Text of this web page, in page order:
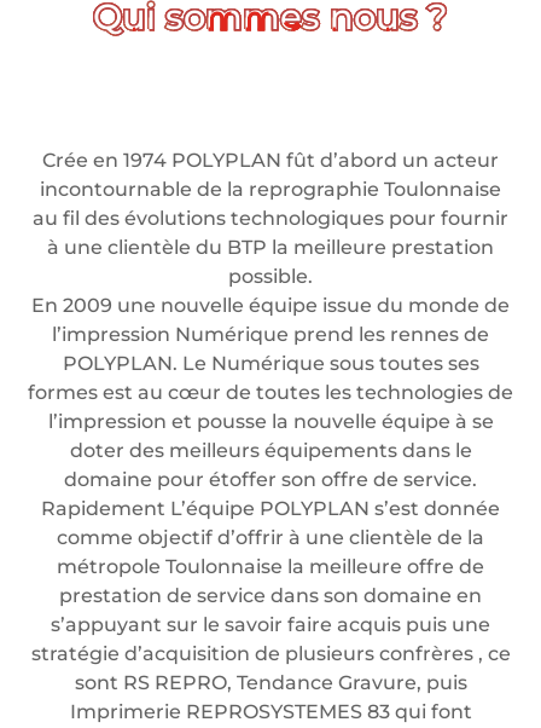
Crée en 1974 POLYPLAN fût d’abord un acteur
incontournable de la reprographie Toulonnaise
au fil des évolutions technologiques pour fournir
à une clientèle du BTP la meilleure prestation
possible.
En 2009 une nouvelle équipe issue du monde de
l’impression Numérique prend les rennes de
POLYPLAN. Le Numérique sous toutes ses
formes est au cœur de toutes les technologies de
l’impression et pousse la nouvelle équipe à se
doter des meilleurs équipements dans le
domaine pour étoffer son offre de service.
Rapidement L’équipe POLYPLAN s’est donnée
comme objectif d’offrir à une clientèle de la
métropole Toulonnaise la meilleure offre de
prestation de service dans son domaine en
s’appuyant sur le savoir faire acquis puis une
stratégie d’acquisition de plusieurs confrères , ce
sont RS REPRO, Tendance Gravure, puis
Imprimerie REPROSYSTEMES 83 qui font